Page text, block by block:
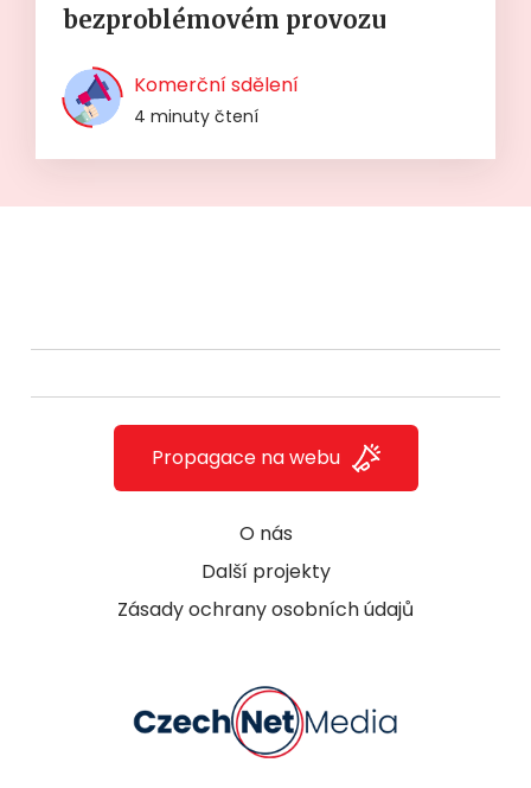
bezproblémovém provozu
Komerční sdělení
4 minuty čtení
O nás
Další projekty
Zásady ochrany osobních údajů
Propagace na webu